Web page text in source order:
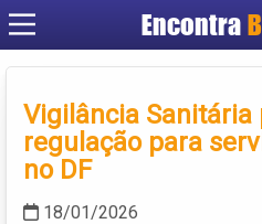
Encontra
Vigilância Sanitária
regulação para
no DF
18/01/2026